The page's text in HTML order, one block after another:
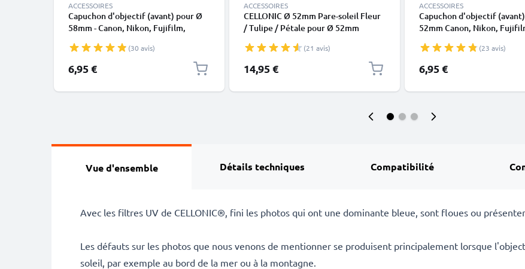
ACCESSOIRES
Capuchon d'objectif (avant) pour Ø
58mm - Canon, Nikon, Fujifilm,
Snap-On: Pincement central
Couvercle Capot de protection
(30 avis)
6,95 €
ACCESSOIRES
CELLONIC Ø 52mm Pare-soleil Fleur
/ Tulipe / Pétale pour Ø 52mm
(21 avis)
14,95 €
ACCESSOIRES
Capuchon d'objectif
52mm Canon, Nikon,
52,FLCP-52,LC-N52,CP-
Snap-On: Pincement central
Couvercle Capot de
(23 avis)
6,95 €
Vue d'ensemble Détails techniques Compatibilité
Avec les filtres UV de CELLONIC®, fini les photos qui ont une dominante bleue, sont floues ou
Les défauts sur les photos que nous venons de mentionner se produisent principalement lorsque
soleil, par exemple au bord de la mer ou à la montagne.